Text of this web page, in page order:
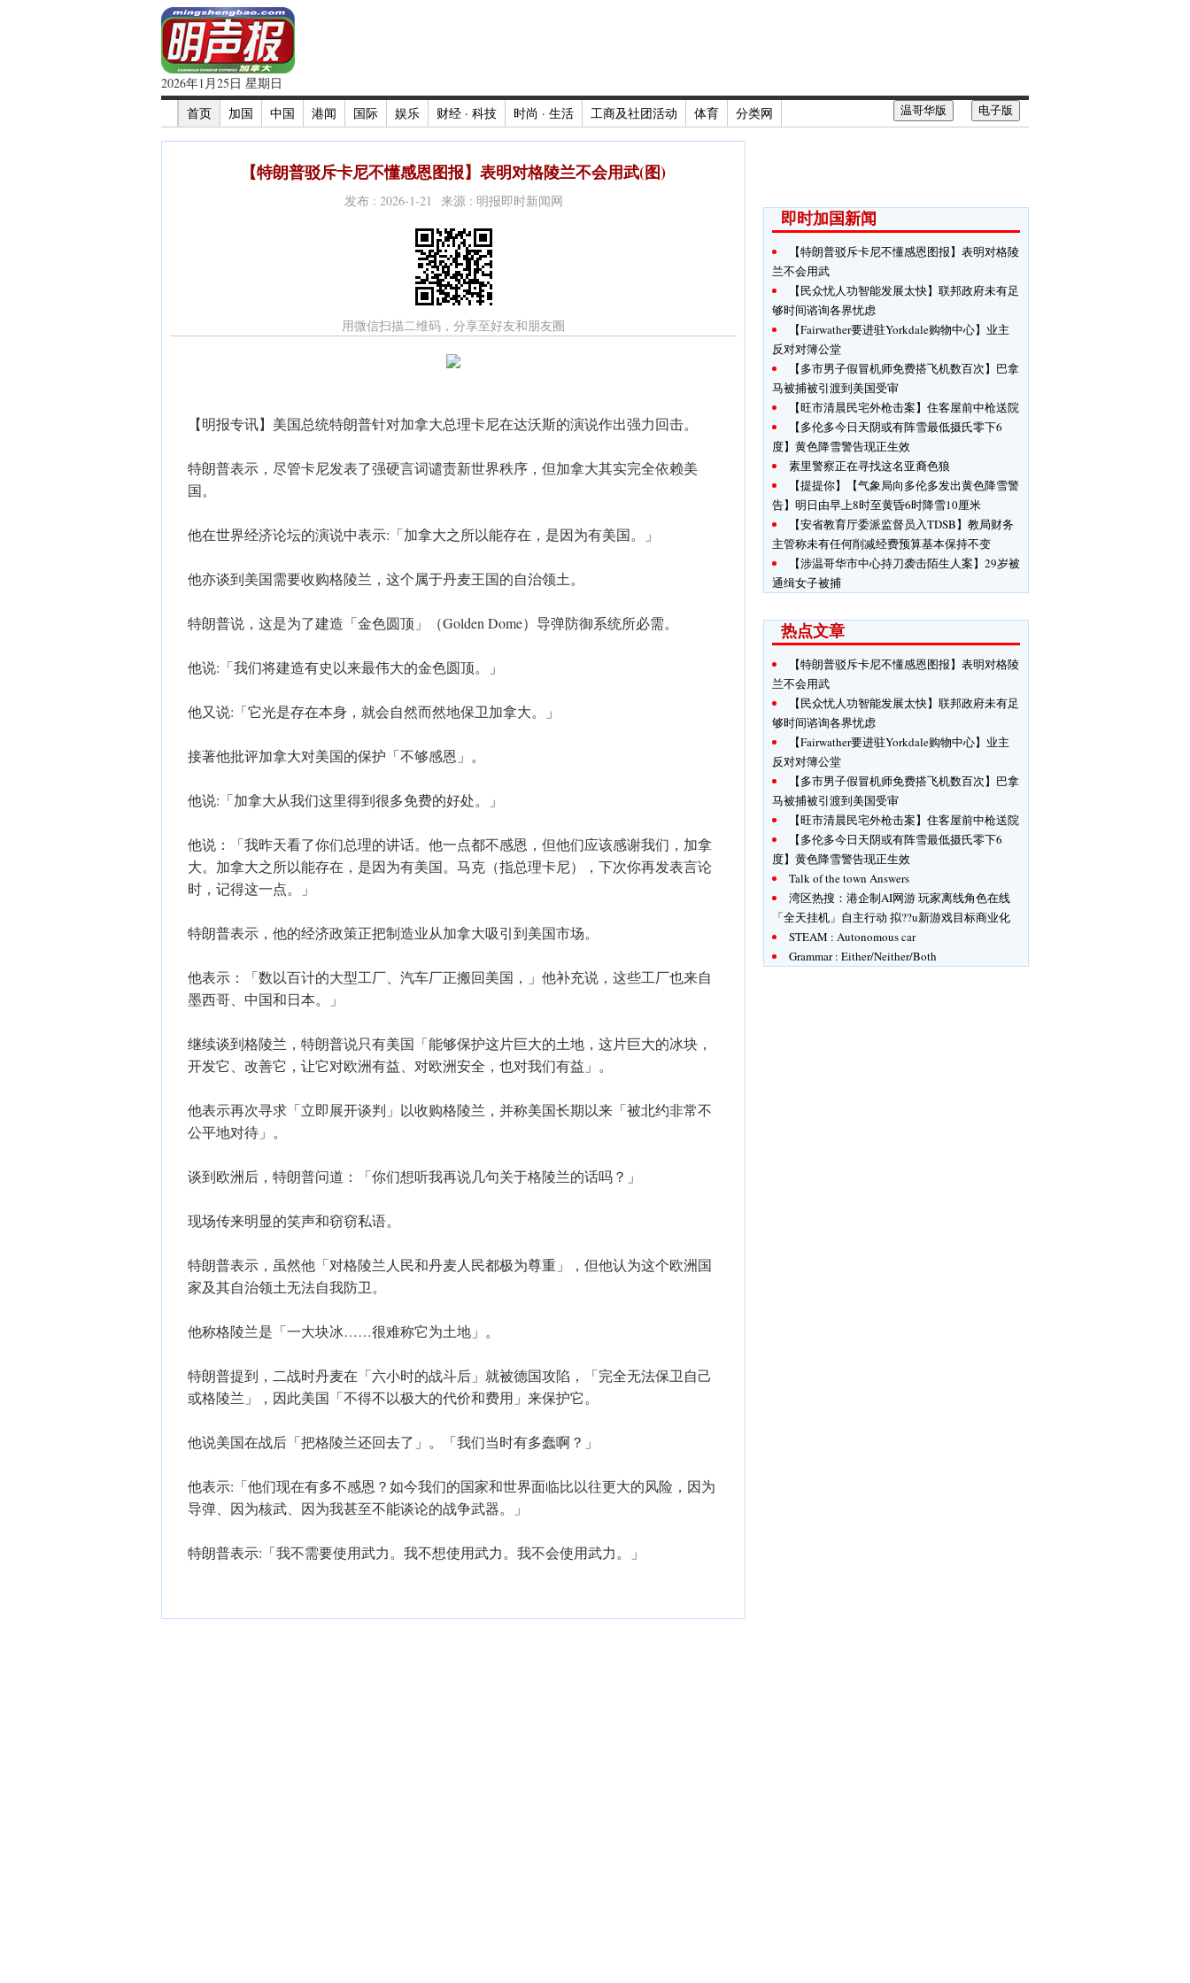
2026年1月25日 星期日
首页
加国 中国 港闻 国际 娱乐 财经 · 科技 时尚 · 生活 工商及社团活动 体育 分类网 电子版
温哥华版
【特朗普驳斥卡尼不懂感恩图报】表明对格陵兰不会用武(图)
发布 : 2026-1-21 来源 : 明报即时新闻网
用微信扫描二维码，分享至好友和朋友圈
【明报专讯】美国总统特朗普针对加拿大总理卡尼在达沃斯的演说作出强力回击。
特朗普表示，尽管卡尼发表了强硬言词谴责新世界秩序，但加拿大其实完全依赖美
国。
他在世界经济论坛的演说中表示:「加拿大之所以能存在，是因为有美国。」
他亦谈到美国需要收购格陵兰，这个属于丹麦王国的自治领土。
特朗普说，这是为了建造「金色圆顶」（Golden Dome）导弹防御系统所必需。
他说:「我们将建造有史以来最伟大的金色圆顶。」
他又说:「它光是存在本身，就会自然而然地保卫加拿大。」
接著他批评加拿大对美国的保护「不够感恩」。
他说:「加拿大从我们这里得到很多免费的好处。」
他说：「我昨天看了你们总理的讲话。他一点都不感恩，但他们应该感谢我们，加拿
大。加拿大之所以能存在，是因为有美国。马克（指总理卡尼），下次你再发表言论
时，记得这一点。」
特朗普表示，他的经济政策正把制造业从加拿大吸引到美国市场。
他表示：「数以百计的大型工厂、汽车厂正搬回美国，」他补充说，这些工厂也来自
墨西哥、中国和日本。」
继续谈到格陵兰，特朗普说只有美国「能够保护这片巨大的土地，这片巨大的冰块，
开发它、改善它，让它对欧洲有益、对欧洲安全，也对我们有益」。
他表示再次寻求「立即展开谈判」以收购格陵兰，并称美国长期以来「被北约非常不
公平地对待」。
谈到欧洲后，特朗普问道：「你们想听我再说几句关于格陵兰的话吗？」
现场传来明显的笑声和窃窃私语。
特朗普表示，虽然他「对格陵兰人民和丹麦人民都极为尊重」，但他认为这个欧洲国
家及其自治领土无法自我防卫。
他称格陵兰是「一大块冰……很难称它为土地」。
特朗普提到，二战时丹麦在「六小时的战斗后」就被德国攻陷，「完全无法保卫自己
或格陵兰」，因此美国「不得不以极大的代价和费用」来保护它。
他说美国在战后「把格陵兰还回去了」。「我们当时有多蠢啊？」
他表示:「他们现在有多不感恩？如今我们的国家和世界面临比以往更大的风险，因为
导弹、因为核武、因为我甚至不能谈论的战争武器。」
特朗普表示:「我不需要使用武力。我不想使用武力。我不会使用武力。」
即时加国新闻
【特朗普驳斥卡尼不懂感恩图报】表明对格陵
兰不会用武
【民众忧人功智能发展太快】联邦政府未有足
够时间谘询各界忧虑
【Fairwather要进驻Yorkdale购物中心】业主
反对对簿公堂
【多市男子假冒机师免费搭飞机数百次】巴拿
马被捕被引渡到美国受审
【旺市清晨民宅外枪击案】住客屋前中枪送院
【多伦多今日天阴或有阵雪最低摄氏零下6
度】黄色降雪警告现正生效
素里警察正在寻找这名亚裔色狼
【提提你】【气象局向多伦多发出黄色降雪警
告】明日由早上8时至黄昏6时降雪10厘米
【安省教育厅委派监督员入TDSB】教局财务
主管称未有任何削减经费预算基本保持不变
【涉温哥华市中心持刀袭击陌生人案】29岁被
通缉女子被捕
热点文章
【特朗普驳斥卡尼不懂感恩图报】表明对格陵
兰不会用武
【民众忧人功智能发展太快】联邦政府未有足
够时间谘询各界忧虑
【Fairwather要进驻Yorkdale购物中心】业主
反对对簿公堂
【多市男子假冒机师免费搭飞机数百次】巴拿
马被捕被引渡到美国受审
【旺市清晨民宅外枪击案】住客屋前中枪送院
【多伦多今日天阴或有阵雪最低摄氏零下6
度】黄色降雪警告现正生效
Talk of the town Answers
湾区热搜：港企制AI网游 玩家离线角色在线
「全天挂机」自主行动 拟??u新游戏目标商业化
STEAM : Autonomous car
Grammar : Either/Neither/Both